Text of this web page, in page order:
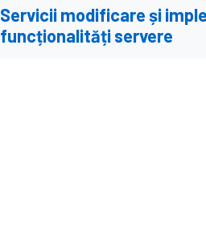
Servicii modificare și
funcționalități servere